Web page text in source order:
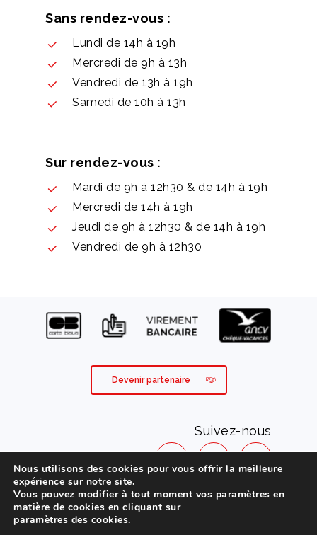
Sans rendez-vous :
Lundi de 14h à 19h
Mercredi de 9h à 13h
Vendredi de 13h à 19h
Samedi de 10h à 13h
Sur rendez-vous :
Mardi de 9h à 12h30 & de 14h à 19h
Mercredi de 14h à 19h
Jeudi de 9h à 12h30 & de 14h à 19h
Vendredi de 9h à 12h30
Devenir partenaire
Suivez-nous
Mentions légales
Nous utilisons des cookies pour vous offrir la meilleure
expérience sur notre site.
Vous pouvez modifier à tout moment vos paramètres en
matière de cookies en cliquant sur
paramètres des cookies.